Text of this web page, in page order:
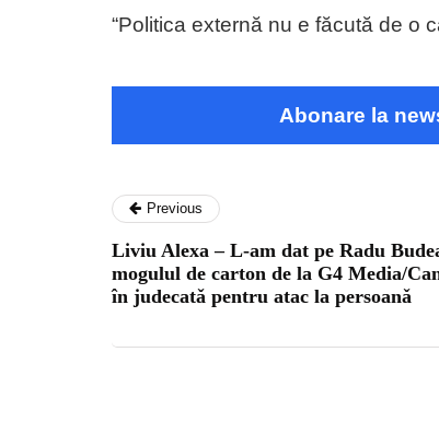
“Politica externă nu e făcută de o
Abonare la
Previous
Liviu Alexa – L-am dat pe Radu
mogulul de carton de la G4 Media/
în judecatǎ pentru atac la persoanǎ